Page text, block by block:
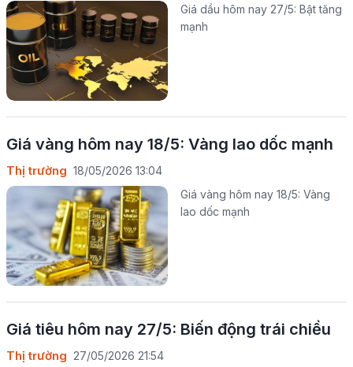
Giá dầu hôm nay 27/5: Bật tăng
mạnh
Giá vàng hôm nay 18/5: Vàng lao dốc mạnh
Thị trường 18/05/2026 13:04
Giá vàng hôm nay 18/5: Vàng
lao dốc mạnh
Giá tiêu hôm nay 27/5: Biến động trái chiều
Thị trường 27/05/2026 21:54